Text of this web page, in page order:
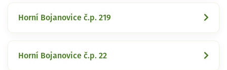
Horní Bojanovice č.p. 219
Horní Bojanovice č.p. 22